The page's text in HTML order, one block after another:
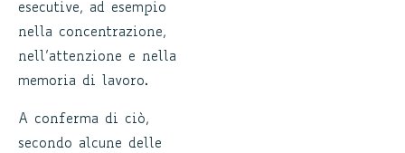
esecutive, ad esempio
nella concentrazione,
nell’attenzione e nella
memoria di lavoro.
A conferma di ciò,
secondo alcune delle